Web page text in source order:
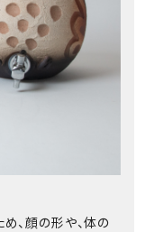
、顔の形や、体の